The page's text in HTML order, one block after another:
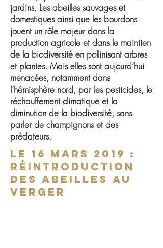
jardins. Les abeilles sauvages et
domestiques ainsi que les bourdons
jouent un rôle majeur dans la
production agricole et dans le maintien
de la biodiversité en pollinisant arbres
et plantes. Mais elles sont aujourd’hui
menacées, notamment dans
l’hémisphère nord, par les pesticides, le
réchauffement climatique et la
diminution de la biodiversité, sans
parler de champignons et des
prédateurs.
le 16 mars 2019 :
Réintroduction
des abeilles au
verger